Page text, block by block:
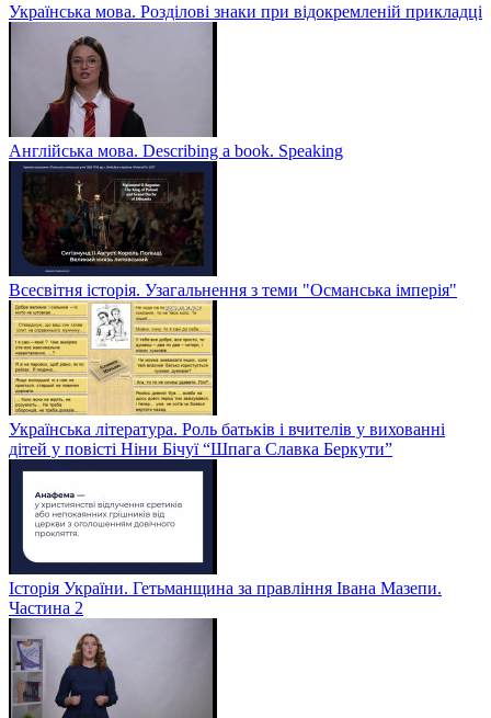
Українська мова. Розділові знаки при відокремленій прикладці
Англійська мова. Describing a book. Speaking
Всесвітня історія. Узагальнення з теми "Османська імперія"
Українська література. Роль батьків і вчителів у вихованні
дітей у повісті Ніни Бічуї “Шпага Славка Беркути”
Історія України. Гетьманщина за правління Івана Мазепи.
Частина 2